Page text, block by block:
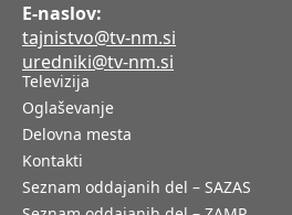
E-naslov:
tajnistvo@tv-nm.si
uredniki@tv-nm.si
Televizija
Oglaševanje
Delovna mesta
Kontakti
Seznam oddajanih del – SAZAS